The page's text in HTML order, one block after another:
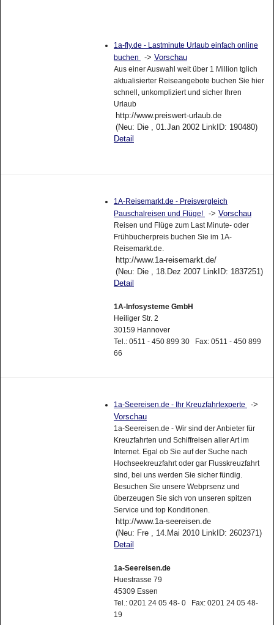
1a-fly.de - Lastminute Urlaub einfach online
buchen
-> Vorschau
Aus einer Auswahl weit über 1 Million tglich
aktualisierter Reiseangebote buchen Sie hier
schnell, unkompliziert und sicher Ihren
Urlaub
http://www.preiswert-urlaub.de
(Neu: Die , 01.Jan 2002 LinkID: 190480)
Detail
1A-Reisemarkt.de - Preisvergleich
Pauschalreisen und Flüge!
-> Vorschau
Reisen und Flüge zum Last Minute- oder
Frühbucherpreis buchen Sie im 1A-
Reisemarkt.de.
http://www.1a-reisemarkt.de/
(Neu: Die , 18.Dez 2007 LinkID: 1837251)
Detail
1A-Infosysteme GmbH
Heiliger Str. 2
30159 Hannover
Tel.: 0511 - 450 899 30 Fax: 0511 - 450 899
66
1a-Seereisen.de - Ihr Kreuzfahrtexperte
->
Vorschau
1a-Seereisen.de - Wir sind der Anbieter für
Kreuzfahrten und Schiffreisen aller Art im
Internet. Egal ob Sie auf der Suche nach
Hochseekreuzfahrt oder gar Flusskreuzfahrt
sind, bei uns werden Sie sicher fündig.
Besuchen Sie unsere Webprsenz und
überzeugen Sie sich von unseren spitzen
Service und top Konditionen.
http://www.1a-seereisen.de
(Neu: Fre , 14.Mai 2010 LinkID: 2602371)
Detail
1a-Seereisen.de
Huestrasse 79
45309 Essen
Tel.: 0201 24 05 48- 0 Fax: 0201 24 05 48-
19